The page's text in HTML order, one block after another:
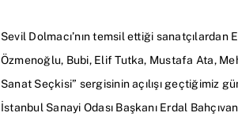
Sevil Dolmacı’nın temsil ettiği
Özmenoğlu, Bubi, Elif Tutka, Mustafa Ata,
Sanat Seçkisi” sergisinin açılışı geçtiğimiz
İstanbul Sanayi Odası Başkanı Erdal